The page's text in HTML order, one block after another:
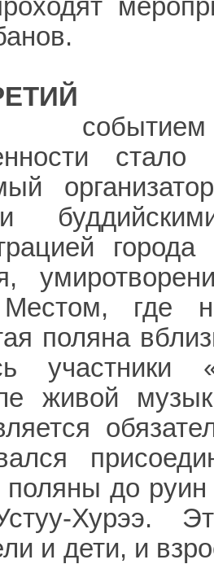
событием
где
поляна
живой
поляны до
Хурээ.
и дети, и